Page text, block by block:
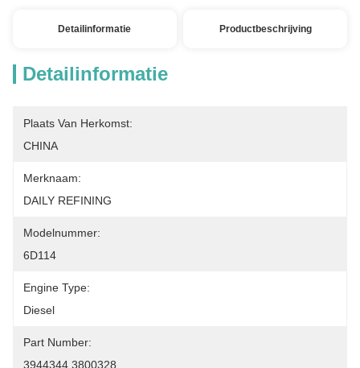
Detailinformatie Productbeschrijving
Detailinformatie
Plaats Van Herkomst:
CHINA
Merknaam:
DAILY REFINING
Modelnummer:
6D114
Engine Type:
Diesel
Part Number:
3944344 3800328